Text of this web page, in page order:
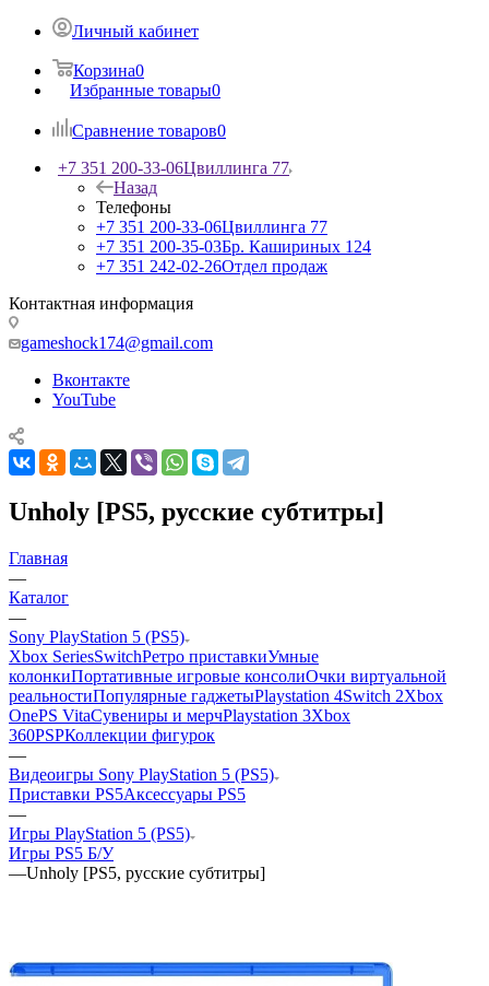
Личный кабинет
Корзина0
Избранные товары0
Сравнение товаров0
+7 351 200-33-06Цвиллинга 77
Назад
Телефоны
+7 351 200-33-06Цвиллинга 77
+7 351 200-35-03Бр. Кашириных 124
+7 351 242-02-26Отдел продаж
Контактная информация
gameshock174@gmail.com
Вконтакте
YouTube
Unholy [PS5, русские субтитры]
Главная
—
Каталог
—
Sony PlayStation 5 (PS5)
Xbox SeriesSwitchРетро приставкиУмные
колонкиПортативные игровые консолиОчки виртуальной
реальностиПопулярные гаджетыPlaystation 4Switch 2Xbox
OnePS VitaСувениры и мерчPlaystation 3Xbox
360PSPКоллекции фигурок
—
Видеоигры Sony PlayStation 5 (PS5)
Приставки PS5Аксессуары PS5
—
Игры PlayStation 5 (PS5)
Игры PS5 Б/У
—Unholy [PS5, русские субтитры]